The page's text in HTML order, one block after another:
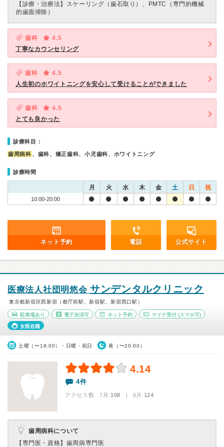
【診療・治療法】 スケーリング（歯石取り）、PMTC（専門的機械
的歯面掃除）
歯科
4.5
丁寧なカウンセリング
歯科
4.5
人生初のホワイトニングを安心して受けることができました
歯科
4.5
とても良かった
診療科目：
歯周病科 、歯科、矯正歯科、小児歯科、ホワイトニング
診療時間
月 火 水 木 金 土 日 祝
10:00-20:00
ネット予約 電話 公式サイト
医療法人社団明悠会 サンデンタルクリニック
東京都新宿区西新宿（都庁前駅、新宿駅、新宿西口駅）
駐車場あり 電子決済可 ネット予約 マイナ受付 (スマホ可)
女医在籍
土曜（〜18:00）・日曜・祝日 夜（〜20:00）
4.14
4件
アクセス数 7月:108 | 6月:124
歯周病科について
【専門医・資格】 歯周病専門医